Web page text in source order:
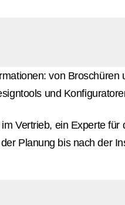
von
und
Vertrieb, ein Experte
Planung bis nach der